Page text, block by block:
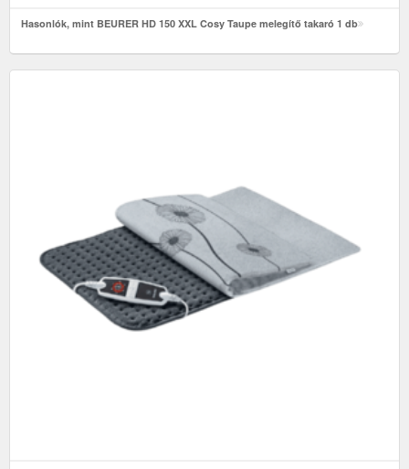
Hasonlók, mint BEURER HD 150 XXL Cosy Taupe melegítő takaró 1 db